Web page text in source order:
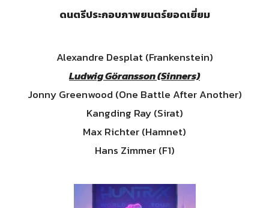
ดนตรีประกอบภาพยนตร์ยอดเยี่ยม
Alexandre Desplat (Frankenstein)
Ludwig Göransson (Sinners)
Jonny Greenwood (One Battle After Another)
Kangding Ray (Sirat)
Max Richter (Hamnet)
Hans Zimmer (F1)